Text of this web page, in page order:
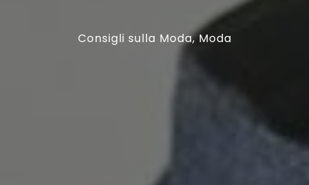
Consigli sulla Moda,Moda